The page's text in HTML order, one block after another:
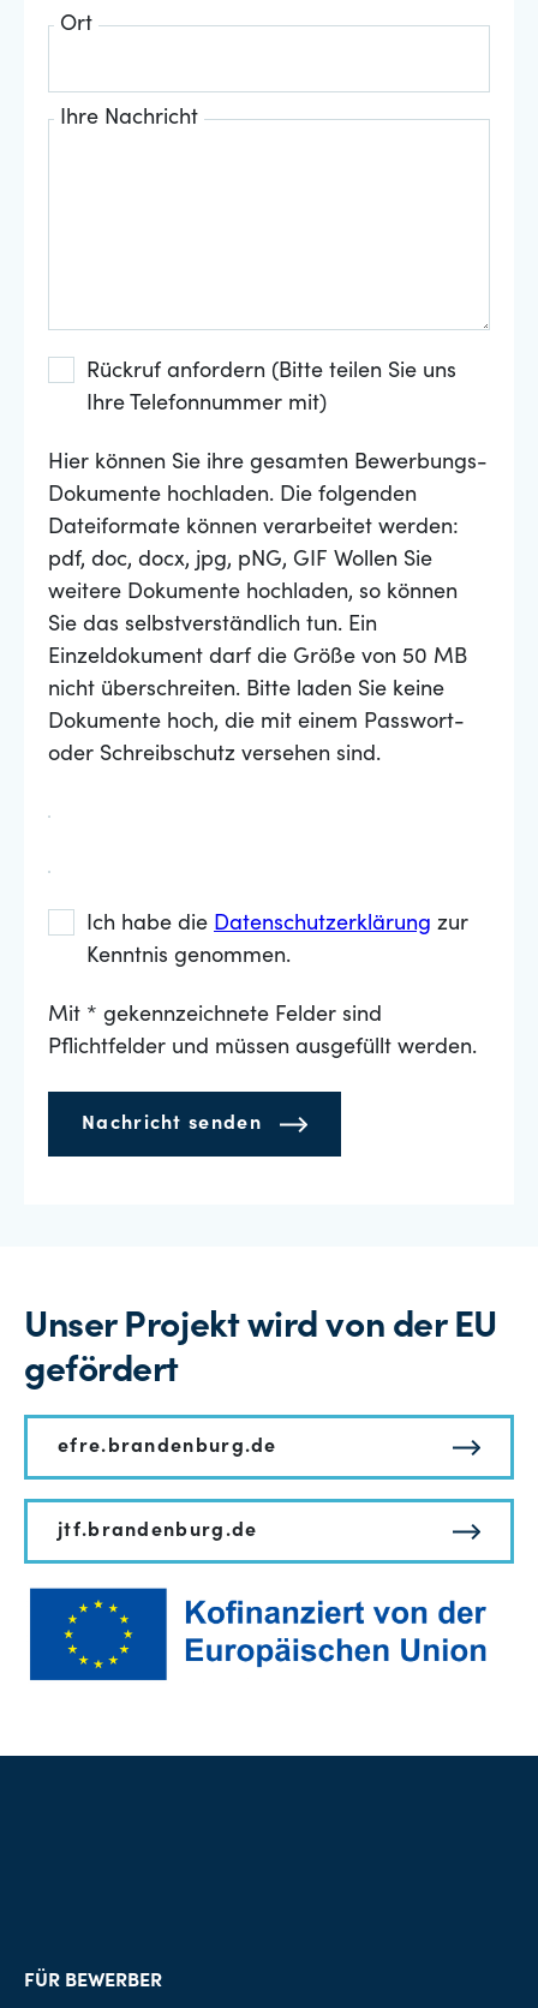
Ort
Ihre Nachricht
Rückruf anfordern (Bitte teilen Sie uns
Ihre Telefonnummer mit)
Hier können Sie ihre gesamten Bewerbungs-
Dokumente hochladen. Die folgenden
Dateiformate können verarbeitet werden:
pdf, doc, docx, jpg, pNG, GIF Wollen Sie
weitere Dokumente hochladen, so können
Sie das selbstverständlich tun. Ein
Einzeldokument darf die Größe von 50 MB
nicht überschreiten. Bitte laden Sie keine
Dokumente hoch, die mit einem Passwort-
oder Schreibschutz versehen sind.
Ich habe die Datenschutzerklärung zur
Kenntnis genommen.
Mit * gekennzeichnete Felder sind
Pflichtfelder und müssen ausgefüllt werden.
Nachricht senden
Unser Projekt wird von der EU
gefördert
efre.brandenburg.de
jtf.brandenburg.de
FÜR BEWERBER